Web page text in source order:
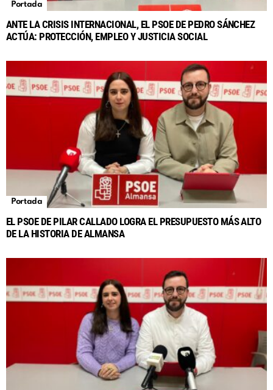
Portada
ANTE LA CRISIS INTERNACIONAL, EL PSOE DE PEDRO SÁNCHEZ
ACTÚA: PROTECCIÓN, EMPLEO Y JUSTICIA SOCIAL
Portada
EL PSOE DE PILAR CALLADO LOGRA EL PRESUPUESTO MÁS ALTO
DE LA HISTORIA DE ALMANSA